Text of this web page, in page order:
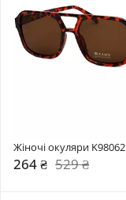
Жіночі окуляри K98062
264 ₴ 529 ₴